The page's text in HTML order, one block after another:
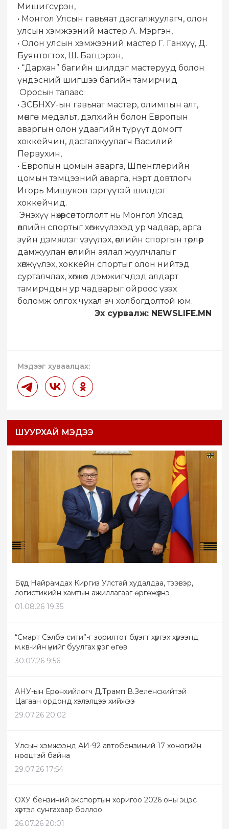
Мишигсүрэн,
• Монгол Улсын гавьяат дасгалжуулагч, олон
улсын хэмжээний мастер А. Мэргэн,
• Олон улсын хэмжээний мастер Г. Ганхүү, Д.
Буянтогтох, Ш. Батцэрэн,
• “Дархан” багийн шилдэг мастерууд болон
үндэсний шигшээ багийн тамирчид
Оросын талаас:
• ЗСБНХУ-ын гавьяат мастер, олимпын алт,
мөнгөн медальт, дэлхийн болон Европын
аваргын олон удаагийн түрүүт домогт
хоккейчин, дасгалжуулагч Василий
Первухин,
• Европын цомын аварга, Шпенглерийн
цомын тэмцээний аварга, нэрт довтлогч
Игорь Мишуков тэргүүтэй шилдэг
хоккейчид.
Энэхүү нөхөрсөг тоглолт нь Монгол Улсад
өвлийн спортыг хөгжүүлэхэд ур чадвар, арга
зүйн дэмжлэг үзүүлэх, өвлийн спортын төрлөөр
дамжуулан өвлийн аялал жуулчлалыг
хөгжүүлэх, хоккейн спортыг олон нийтэд
сурталчлах, хөгжөөн дэмжигчдэд алдарт
тамирчдын ур чадварыг ойроос үзэх
боломж олгох чухал ач холбогдолтой юм.
Эх сурвалж: NEWSLIFE.MN
Мэдээг хуваалцах:
ШУУРХАЙ МЭДЭЭ
Бүгд Найрамдах Киргиз Улстай худалдаа, тээвэр,
логистикийн хамтын ажиллагааг өргөжүүлнэ
01.08.26 19:35
“Смарт Сэлбэ сити”-г зорилтот бүлэгт хүргэх хүрээнд
м.кв-ийн үнийг буулгах үүрэг өгөв
30.07.26 9:56
АНУ-ын Ерөнхийлөгч Д.Трамп В.Зеленскийтэй
Цагаан ордонд хэлэлцээ хийжээ
29.07.26 20:02
Улсын хэмжээнд АИ-92 автобензиний 17 хоногийн
нөөцтэй байна
29.07.26 17:54
ОХУ бензиний экспортын хоригоо 2026 оны эцэс
хүртэл сунгахаар боллоо
26.07.26 20:01